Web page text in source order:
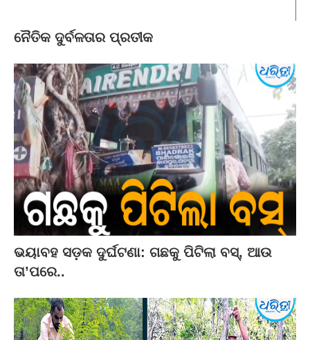
ନୈତିକ ଦୁର୍ବଳତାର ପ୍ରତୀକ
ଭୟାବହ ସଡ଼କ ଦୁର୍ଘଟଣା: ଗଛକୁ ପିଟିଲା ବସ୍‌, ଆଉ
ତା’ପରେ..